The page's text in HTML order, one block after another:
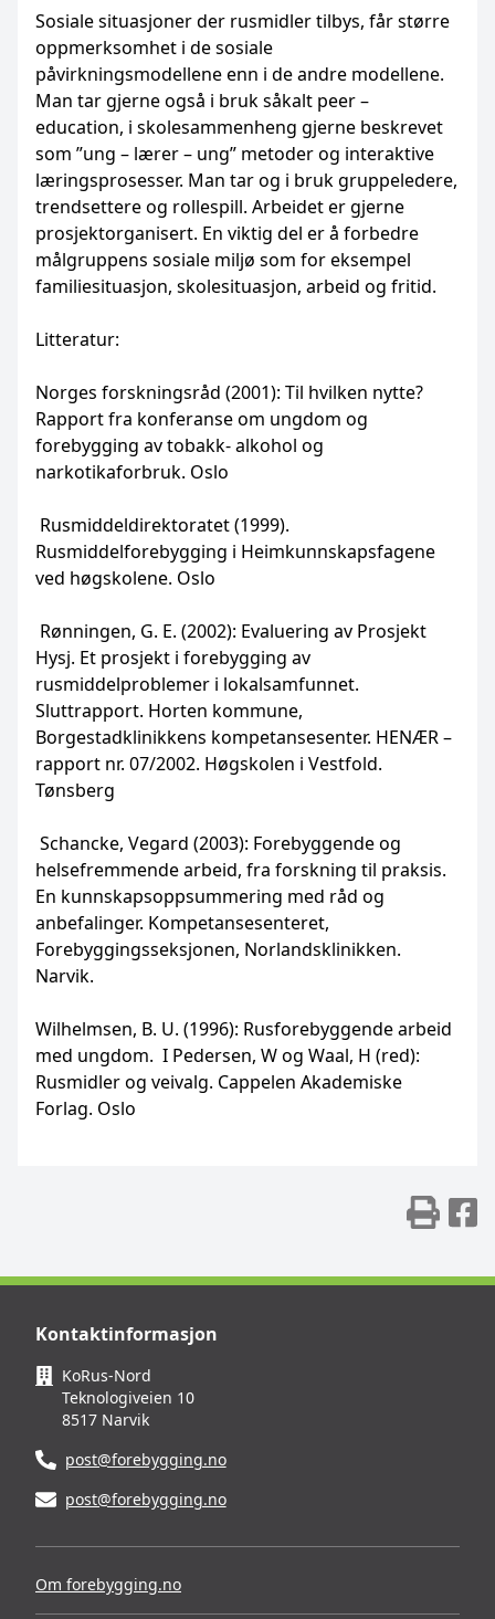
Sosiale situasjoner der rusmidler tilbys, får større
oppmerksomhet i de sosiale
påvirkningsmodellene enn i de andre modellene.
Man tar gjerne også i bruk såkalt peer –
education, i skolesammenheng gjerne beskrevet
som ”ung – lærer – ung” metoder og interaktive
læringsprosesser. Man tar og i bruk gruppeledere,
trendsettere og rollespill. Arbeidet er gjerne
prosjektorganisert. En viktig del er å forbedre
målgruppens sosiale miljø som for eksempel
familiesituasjon, skolesituasjon, arbeid og fritid.
Litteratur:
Norges forskningsråd (2001): Til hvilken nytte?
Rapport fra konferanse om ungdom og
forebygging av tobakk- alkohol og
narkotikaforbruk. Oslo
Rusmiddeldirektoratet (1999).
Rusmiddelforebygging i Heimkunnskapsfagene
ved høgskolene. Oslo
Rønningen, G. E. (2002): Evaluering av Prosjekt
Hysj. Et prosjekt i forebygging av
rusmiddelproblemer i lokalsamfunnet.
Sluttrapport. Horten kommune,
Borgestadklinikkens kompetansesenter. HENÆR –
rapport nr. 07/2002. Høgskolen i Vestfold.
Tønsberg
Schancke, Vegard (2003): Forebyggende og
helsefremmende arbeid, fra forskning til praksis.
En kunnskapsoppsummering med råd og
anbefalinger. Kompetansesenteret,
Forebyggingsseksjonen, Norlandsklinikken.
Wilhelmsen, B. U. (1996): Rusforebyggende arbeid
med ungdom. I Pedersen, W og Waal, H (red):
Rusmidler og veivalg. Cappelen Akademiske
Forlag. Oslo
Kontaktinformasjon
KoRus-Nord
Teknologiveien 10
8517 Narvik
post@forebygging.no
post@forebygging.no
Om forebygging.no